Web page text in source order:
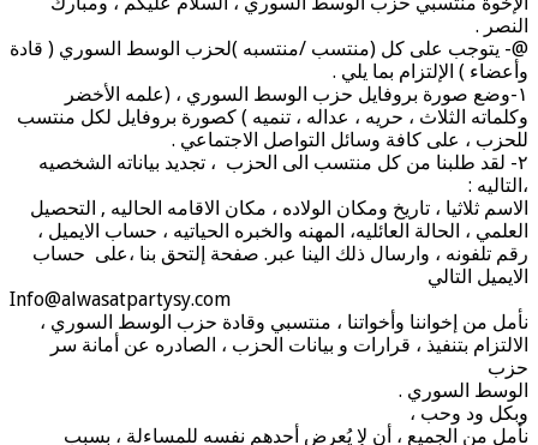
النصر .
@- يتوجب على كل (منتسب /منتسبه )لحزب الوسط السوري ( قادة
وأعضاء ) الإلتزام بما يلي .
١-وضع صورة بروفايل حزب الوسط السوري ، (علمه الأخضر
وكلماته الثلاث ، حريه ، عداله ، تنميه ) كصورة بروفايل لكل منتسب
للحزب ، على كافة وسائل التواصل الاجتماعي .
٢- لقد طلبنا من كل منتسب الى الحزب ، تجديد بياناته الشخصيه
،التاليه :
الاسم ثلاثيا ، تاريخ ومكان الولاده ، مكان الاقامه الحاليه , التحصيل
العلمي ، الحالة العائليه، المهنه والخبره الحياتيه ، حساب الايميل ،
رقم تلفونه ، وارسال ذلك الينا عبر. صفحة إلتحق بنا ،على حساب
الايميل التالي
Info@alwasatpartysy.com
نأمل من إخواننا وأخواتنا ، منتسبي وقادة حزب الوسط السوري ،
الالتزام بتنفيذ ، قرارات و بيانات الحزب ، الصادره عن أمانة سر
حزب
الوسط السوري .
وبكل ود وحب ،
نأمل من الجميع ، أن لا يُعرض أحدهم نفسه للمساءلة ، بسبب